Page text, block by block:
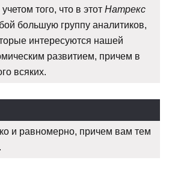
того, что в этот Натрекс
большую группу аналитиков,
интересуются нашей
развитием, причем в
всяких.
и равномерно, причем вам тем